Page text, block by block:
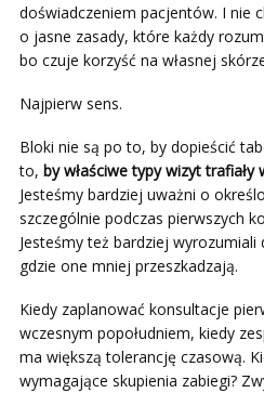
doświadczeniem pacjentów. I nie
o jasne zasady, które każdy
bo czuje korzyść na własnej
Najpierw sens.
Bloki nie są po to, by dopieścić
to, by właściwe typy wizyt
Jesteśmy bardziej uważni o
szczególnie podczas pierwszych
Jesteśmy też bardziej
gdzie one mniej przeszkadzają.
Kiedy zaplanować konsultacje
wczesnym popołudniem, kiedy
ma większą tolerancję czasową.
wymagające skupienia zabiegi?